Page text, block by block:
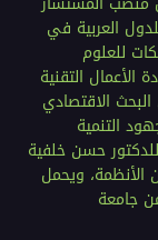
العربية في
للعلوم
الأعمال التقنية
الاقتصادي
التنمية
حسن خلفية
ويحمل
جامعة